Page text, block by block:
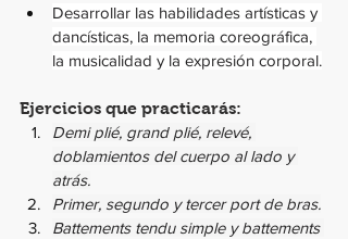
Desarrollar las habilidades artísticas y
dancísticas, la memoria coreográfica,
la musicalidad y la expresión corporal.
Ejercicios que practicarás:
Demi plié, grand plié, relevé,
doblamientos del cuerpo al lado y
atrás.
Primer, segundo y tercer port de bras.
Battements tendu simple y battements